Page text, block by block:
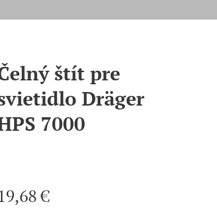
štít pre
Dräger
7000
€